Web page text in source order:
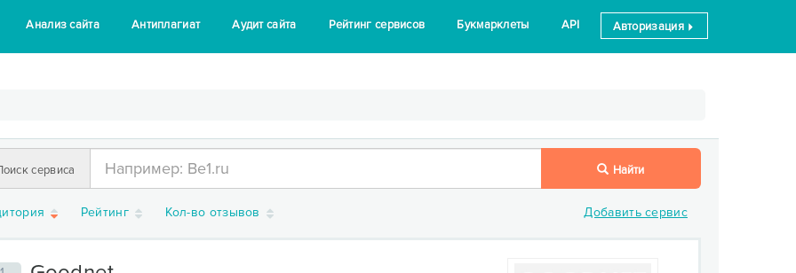
Анализ сайта Антиплагиат Аудит сайта Рейтинг сервисов Букмарклеты API Авторизация
сервиса Найти
Рейтинг Кол-во отзывов Добавить сервис